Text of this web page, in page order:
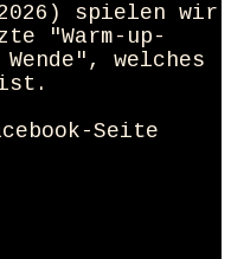
spielen wir
"Warm-up-
welches